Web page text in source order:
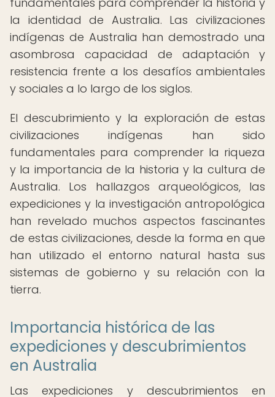
la identidad de Australia. Las civilizaciones
indígenas de Australia han demostrado una
asombrosa capacidad de adaptación y
resistencia frente a los desafíos ambientales
y sociales a lo largo de los siglos.
El descubrimiento y la exploración de estas
civilizaciones indígenas han sido
fundamentales para comprender la riqueza
y la importancia de la historia y la cultura de
Australia. Los hallazgos arqueológicos, las
expediciones y la investigación antropológica
han revelado muchos aspectos fascinantes
de estas civilizaciones, desde la forma en que
han utilizado el entorno natural hasta sus
sistemas de gobierno y su relación con la
tierra.
Importancia histórica de las
expediciones y descubrimientos
en Australia
Las expediciones y descubrimientos en